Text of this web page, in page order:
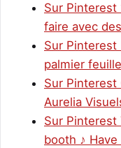
Sur Pinterest
faire avec
Sur Pinterest
palmier
Sur
Aurelia
Sur
booth ♪